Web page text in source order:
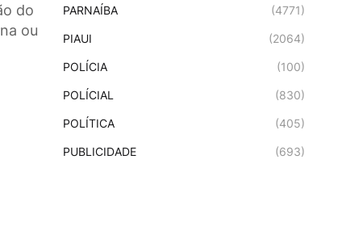
do
ou
PARNAÍBA (4771)
PIAUI (2064)
POLÍCIA (100)
POLÍCIAL (830)
POLÍTICA (405)
PUBLICIDADE (693)